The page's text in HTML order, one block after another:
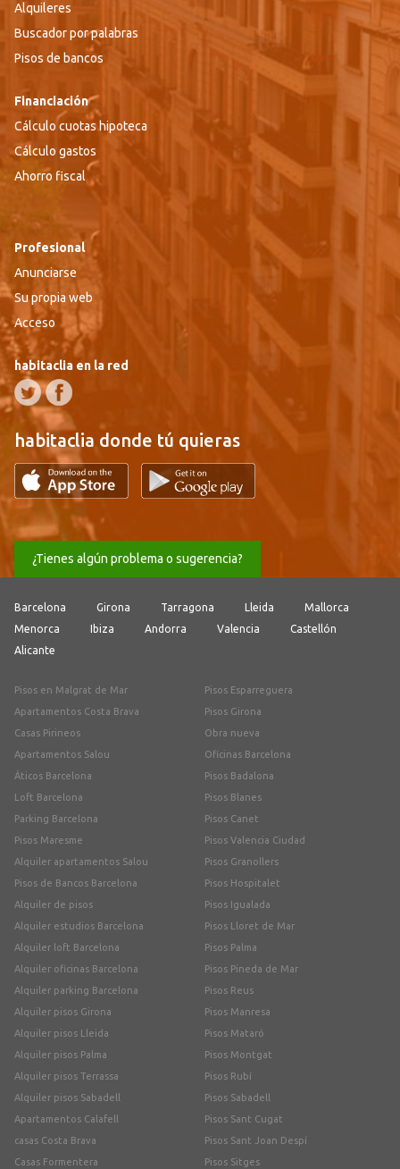
Alquileres
Buscador por palabras
Pisos de bancos
Financiación
Cálculo cuotas hipoteca
Cálculo gastos
Ahorro fiscal
Profesional
Anunciarse
Su propia web
Acceso
habitaclia en la red
habitaclia donde tú quieras
¿Tienes algún problema o sugerencia?
Barcelona Girona Tarragona Lleida
Mallorca
Menorca
Ibiza Andorra Valencia
Castellón
Alicante
Pisos en Malgrat de Mar
Apartamentos Costa Brava
Casas Pirineos
Apartamentos Salou
Áticos Barcelona
Loft Barcelona
Parking Barcelona
Pisos Maresme
Alquiler apartamentos Salou
Pisos de Bancos Barcelona
Alquiler de pisos
Alquiler estudios Barcelona
Alquiler loft Barcelona
Alquiler oficinas Barcelona
Alquiler parking Barcelona
Alquiler pisos Girona
Alquiler pisos Lleida
Alquiler pisos Palma
Alquiler pisos Terrassa
Alquiler pisos Sabadell
Apartamentos Calafell
casas Costa Brava
Casas Formentera
Pisos Esparreguera
Pisos Girona
Obra nueva
Oficinas Barcelona
Pisos Badalona
Pisos Blanes
Pisos Canet
Pisos Valencia Ciudad
Pisos Granollers
Pisos Hospitalet
Pisos Igualada
Pisos Lloret de Mar
Pisos Palma
Pisos Pineda de Mar
Pisos Reus
Pisos Manresa
Pisos Mataró
Pisos Montgat
Pisos Rubí
Pisos Sabadell
Pisos Sant Cugat
Pisos Sant Joan Despí
Pisos Sitges